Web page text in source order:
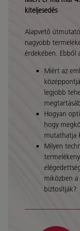
kiteljesedés
Alapvető
nagyobb
érdekében. Ebből
Miért az
legjobb
Hogyan
hogy
mutathatja
Milyen
miközben a
biztosítják?